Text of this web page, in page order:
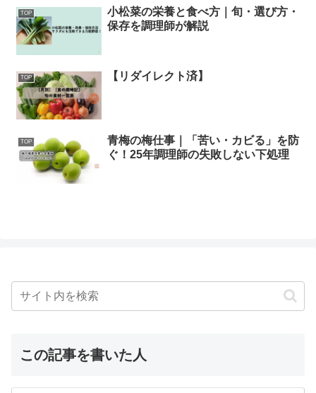
TOP
小松菜の栄養と食べ方｜旬・選び方・
保存を調理師が解説
TOP 【リダイレクト済】
TOP
青梅の梅仕事｜「苦い・カビる」を防
ぐ！25年調理師の失敗しない下処理
この記事を書いた人